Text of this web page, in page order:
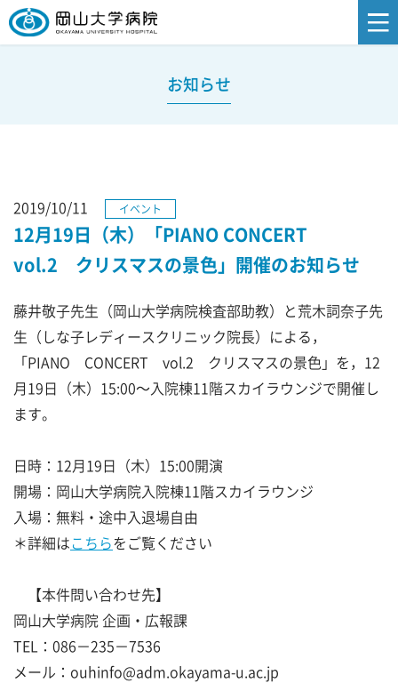
お知らせ
2019/10/11 イベント
12月19日（木）「PIANO CONCERT
vol.2 クリスマスの景色」開催のお知らせ
藤井敬子先生（岡山大学病院検査部助教）と荒木詞奈子先
生（しな子レディースクリニック院長）による，
「PIANO CONCERT vol.2 クリスマスの景色」を，12
月19日（木）15:00～入院棟11階スカイラウンジで開催し
ます。
日時：12月19日（木）15:00開演
開場：岡山大学病院入院棟11階スカイラウンジ
入場：無料・途中入退場自由
＊詳細はこちらをご覧ください
【本件問い合わせ先】
岡山大学病院 企画・広報課
TEL：086－235－7536
メール：ouhinfo@adm.okayama-u.ac.jp